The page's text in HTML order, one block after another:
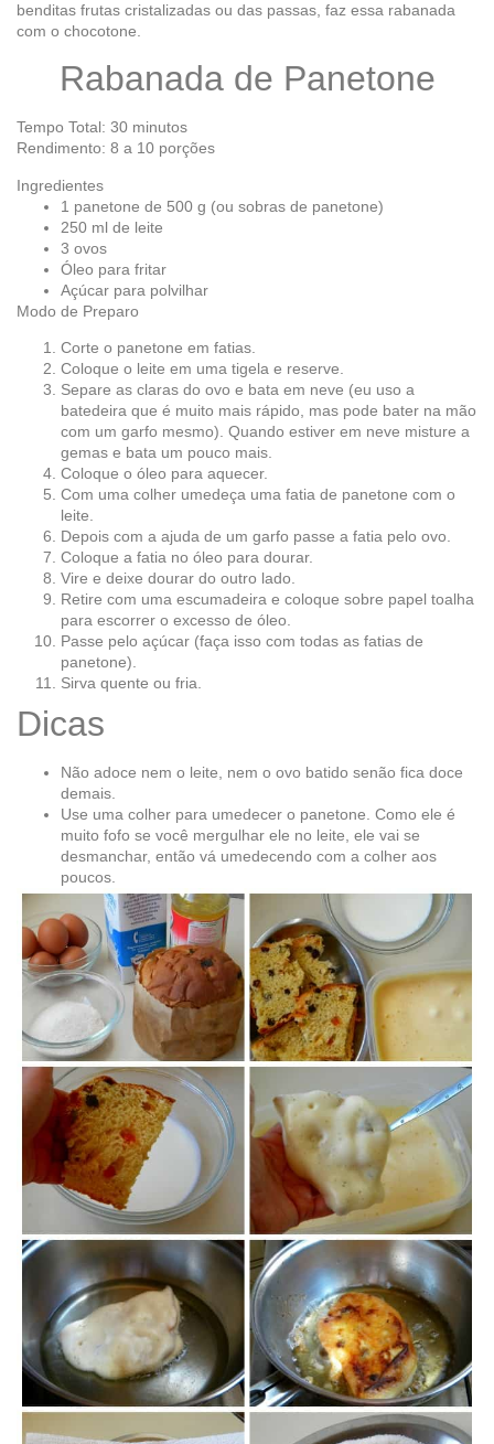
benditas frutas cristalizadas ou das passas, faz essa rabanada
com o chocotone.
Rabanada de Panetone
Tempo Total: 30 minutos
Rendimento: 8 a 10 porções
Ingredientes
1 panetone de 500 g (ou sobras de panetone)
250 ml de leite
3 ovos
Óleo para fritar
Açúcar para polvilhar
Modo de Preparo
Corte o panetone em fatias.
Coloque o leite em uma tigela e reserve.
Separe as claras do ovo e bata em neve (eu uso a
batedeira que é muito mais rápido, mas pode bater na mão
com um garfo mesmo). Quando estiver em neve misture a
gemas e bata um pouco mais.
Coloque o óleo para aquecer.
Com uma colher umedeça uma fatia de panetone com o
leite.
Depois com a ajuda de um garfo passe a fatia pelo ovo.
Coloque a fatia no óleo para dourar.
Vire e deixe dourar do outro lado.
Retire com uma escumadeira e coloque sobre papel toalha
para escorrer o excesso de óleo.
Passe pelo açúcar (faça isso com todas as fatias de
panetone).
Sirva quente ou fria.
Dicas
Não adoce nem o leite, nem o ovo batido senão fica doce
demais.
Use uma colher para umedecer o panetone. Como ele é
muito fofo se você mergulhar ele no leite, ele vai se
desmanchar, então vá umedecendo com a colher aos
poucos.